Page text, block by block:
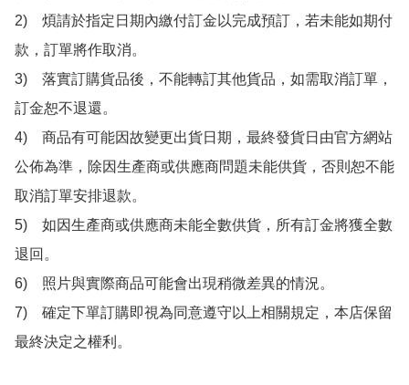
2)　煩請於指定日期內繳付訂金以完成預訂，若未能如期付
款，訂單將作取消。
3)　落實訂購貨品後，不能轉訂其他貨品，如需取消訂單，
訂金恕不退還。
4)　商品有可能因故變更出貨日期，最終發貨日由官方網站
公佈為準，除因生產商或供應商問題未能供貨，否則恕不能
取消訂單安排退款。
5)　如因生產商或供應商未能全數供貨，所有訂金將獲全數
退回。
6)　照片與實際商品可能會出現稍微差異的情況。
7)　確定下單訂購即視為同意遵守以上相關規定，本店保留
最終決定之權利。